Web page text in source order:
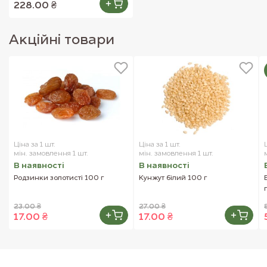
228.00 ₴
Акцiйнi товари
Ціна за 1 шт.
мін. замовлення 1 шт.
В наявностi
Родзинки золотисті 100 г
23.00 ₴
17.00 ₴
Ціна за 1 шт.
мін. замовлення 1 шт.
В наявностi
Кунжут білий 100 г
27.00 ₴
17.00 ₴